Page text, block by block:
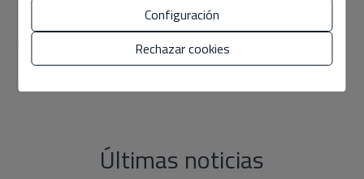
Dar la exclusiva en MLS Dénia no es limitarse: es organizar
mejor el proceso, conseguir mayor compromiso de los
agentes y aumentar las posibilidades de vender rápido y
Últimas noticias
Configuración
Rechazar cookies